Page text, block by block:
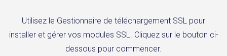
Utilisez le Gestionnaire de téléchargement SSL pour
installer et gérer vos modules SSL. Cliquez sur le bouton ci-
dessous pour commencer.